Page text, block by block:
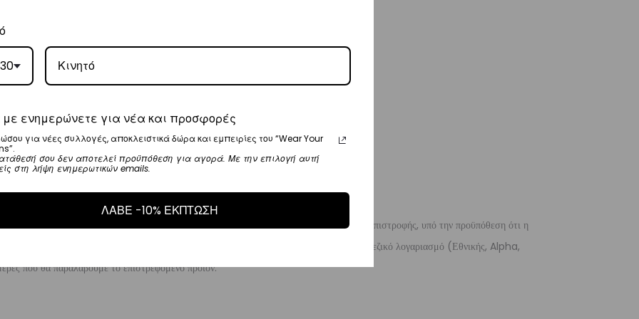
την παράδοσή σας.
ημέρες.
στα €35.
την παράδοσή σας.
ημέρες.
αγοράς του προϊόντος χωρίς να έχετε την υποχρέωση να αναφέρετε τους λόγους της επιστροφής, υπό την προϋπόθεση ότι η
για την επιστροφή, επιβαρύνουν τον πελάτη
. Τα χρήματα θα αποσταλούν σε ένα τραπεζικό λογαριασμό (Εθνικής, Alpha,
που θα παραλάβουμε το επιστρεφόμενο προϊόν.
ενημερώνετε για νέα και προσφορές
για νέες συλλογές, αποκλειστικά δώρα και εμπειρίες του “Wear Your
σου δεν αποτελεί προϋπόθεση για αγορά. Με την επιλογή αυτή
στη λήψη ενημερωτικών emails.
ΛΑΒΕ -10% ΕΚΠΤΩΣΗ